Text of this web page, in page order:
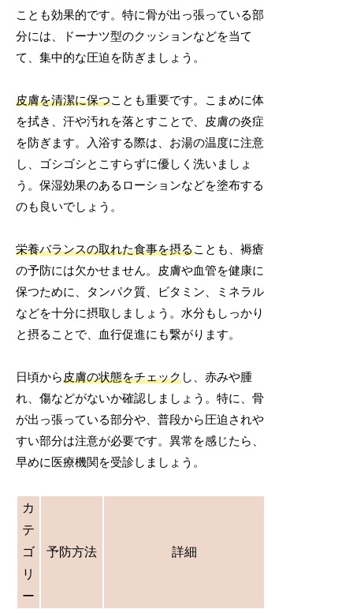
ことも効果的です。特に骨が出っ張っている部
分には、ドーナツ型のクッションなどを当て
て、集中的な圧迫を防ぎましょう。
皮膚を清潔に保つことも重要です。こまめに体
を拭き、汗や汚れを落とすことで、皮膚の炎症
を防ぎます。入浴する際は、お湯の温度に注意
し、ゴシゴシとこすらずに優しく洗いましょ
う。保湿効果のあるローションなどを塗布する
のも良いでしょう。
栄養バランスの取れた食事を摂ることも、褥瘡
の予防には欠かせません。皮膚や血管を健康に
保つために、タンパク質、ビタミン、ミネラル
などを十分に摂取しましょう。水分もしっかり
と摂ることで、血行促進にも繋がります。
日頃から皮膚の状態をチェックし、赤みや腫
れ、傷などがないか確認しましょう。特に、骨
が出っ張っている部分や、普段から圧迫されや
すい部分は注意が必要です。異常を感じたら、
早めに医療機関を受診しましょう。
カ
テ
ゴ
リ
ー
予防方法 詳細